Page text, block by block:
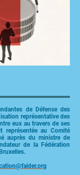
de Défense des
représentative des
eux au travers de ses
représentée au Comité
auprès du ministre de
de la Fédération